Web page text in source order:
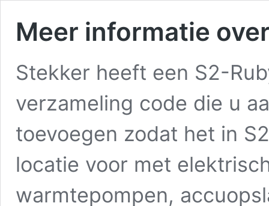
Meer informatie
Stekker heeft een S2-
verzameling code die u
toevoegen zodat het in
locatie voor met
warmtepompen,